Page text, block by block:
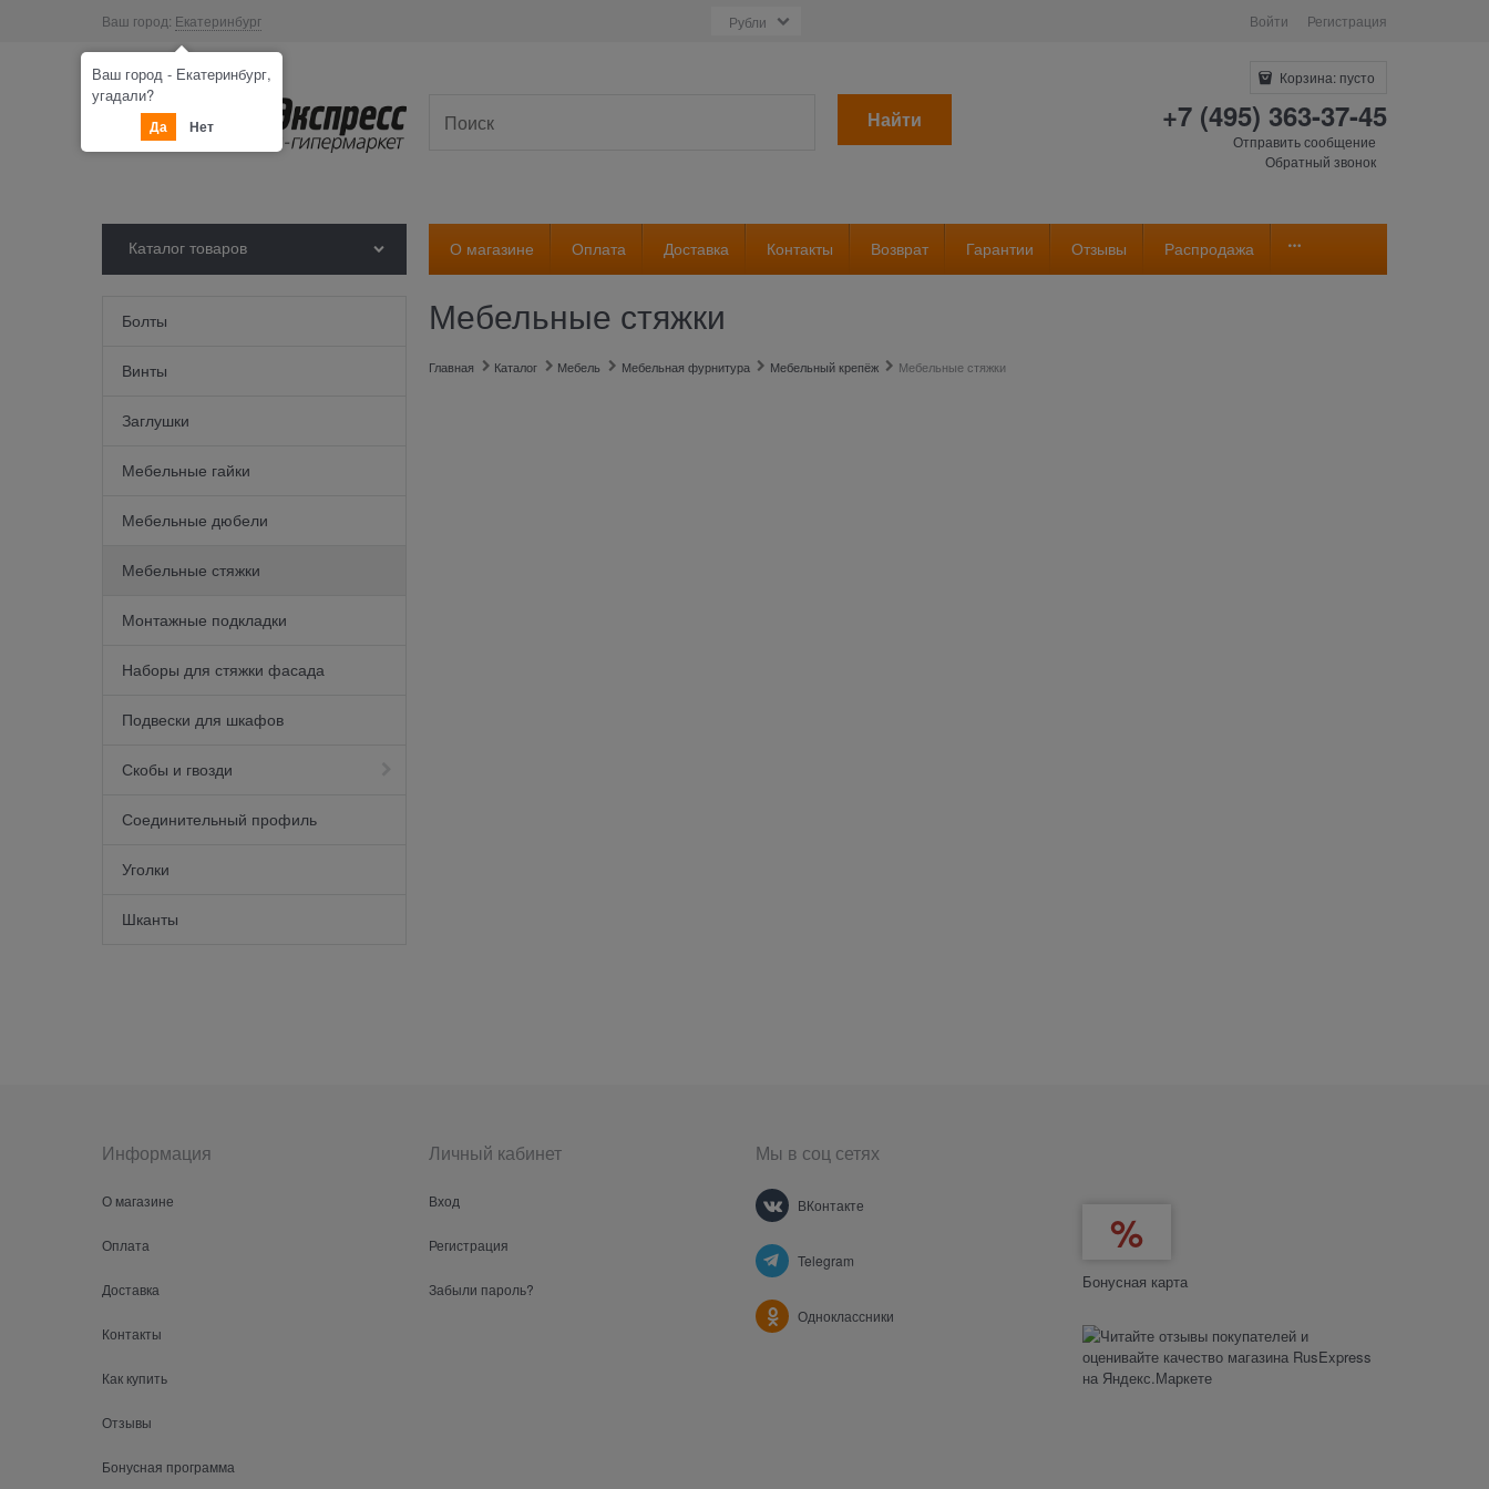
Ваш город: Екатеринбург Войти Регистрация
Найти
Корзина: пусто
+7 (495) 363-37-45
Отправить сообщение
Обратный звонок
Каталог товаров О магазине Оплата Доставка Контакты Возврат Гарантии Отзывы Распродажа
Болты
Винты
Заглушки
Мебельные гайки
Мебельные дюбели
Мебельные стяжки
Монтажные подкладки
Наборы для стяжки фасада
Подвески для шкафов
Скобы и гвозди
Соединительный профиль
Уголки
Шканты
Мебельные стяжки
Главная Каталог Мебель Мебельная фурнитура Мебельный крепёж Мебельные стяжки
Информация
О магазине
Оплата
Доставка
Контакты
Как купить
Отзывы
Бонусная программа
Личный кабинет
Вход
Регистрация
Забыли пароль?
Мы в соц сетях
ВКонтакте
Telegram
Одноклассники
Бонусная карта
Ваш город - Екатеринбург,
угадали?
Да Нет